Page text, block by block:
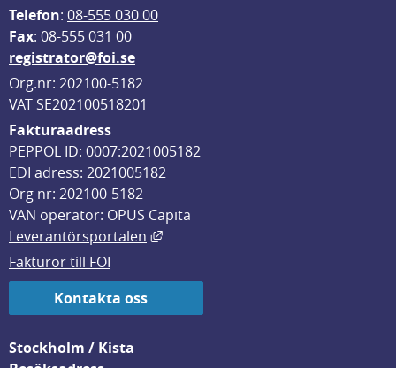
Telefon: 08-555 030 00
Fax: 08-555 031 00
registrator@foi.se
Org.nr: 202100-5182
VAT SE202100518201
Fakturaadress
PEPPOL ID: 0007:2021005182
EDI adress: 2021005182
Org nr: 202100-5182
VAN operatör: OPUS Capita
Leverantörsportalen
Länk till annan webbplats, öppnas
Fakturor till FOI
Kontakta oss
Stockholm / Kista